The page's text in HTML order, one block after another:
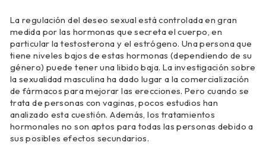
La regulación del deseo sexual está controlada en gran
medida por las hormonas que secreta el cuerpo, en
particular la testosterona y el estrógeno. Una persona que
tiene niveles bajos de estas hormonas (dependiendo de su
género) puede tener una libido baja. La investigación sobre
la sexualidad masculina ha dado lugar a la comercialización
de fármacos para mejorar las erecciones. Pero cuando se
trata de personas con vaginas, pocos estudios han
analizado esta cuestión. Además, los tratamientos
hormonales no son aptos para todas las personas debido a
sus posibles efectos secundarios.